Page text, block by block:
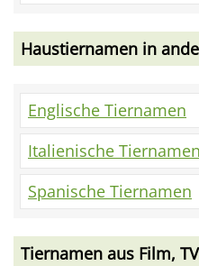
Haustiernamen in
Englische Tiernamen
Italienische Tiernamen
Spanische Tiernamen
Tiernamen aus Film,